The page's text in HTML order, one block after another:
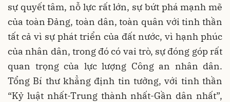
sự quyết tâm, nỗ lực rất lớn, sự bứt phá mạnh mẽ
của toàn Đảng, toàn dân, toàn quân với tinh thần
tất cả vì sự phát triển của đất nước, vì hạnh phúc
của nhân dân, trong đó có vai trò, sự đóng góp rất
quan trọng của lực lượng Công an nhân dân.
Tổng Bí thư khẳng định tin tưởng, với tinh thần
“Kỷ luật nhất-Trung thành nhất-Gần dân nhất”,